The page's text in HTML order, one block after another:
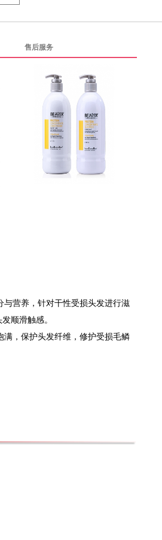
售后服务
营养，针对干性受损头发进行滋
顺滑触感。
，保护头发纤维，修护受损毛鳞